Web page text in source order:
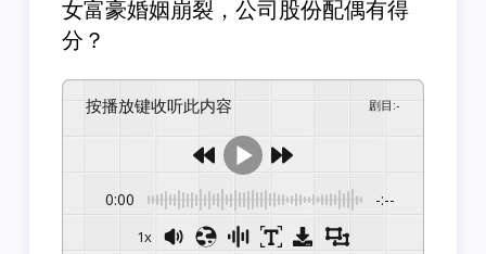
女富豪婚姻崩裂，公司股份配偶有得
分？
按播放键收听此内容 剧目 :-
0:00 -:--
1x